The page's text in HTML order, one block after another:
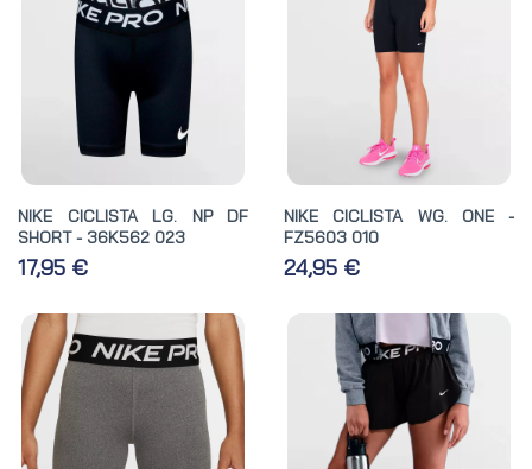
NIKE CICLISTA LG. NP DF
SHORT - 36K562 023
17,95 €
NIKE CICLISTA WG. ONE -
FZ5603 010
24,95 €